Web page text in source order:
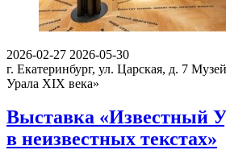
2026-02-27 2026-05-30
г. Екатеринбург, ул. Царская, д. 7
Урала XIX века»
Выставка «Известный
в неизвестных текстах»